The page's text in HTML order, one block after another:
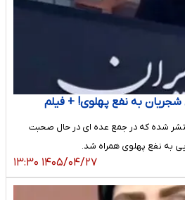
شجریان به نفع پهلوی! + فیلم
شده که در جمع عده ای در حال صحبت
به نفع پهلوی همراه شد.
۱۴۰۵/۰۴/۲۷ ۱۳:۳۰